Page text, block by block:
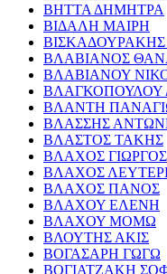
ΒΗΤΤΑ ΔΗΜΗΤΡΑ
ΒΙΔΑΛΗ ΜΑΙΡΗ
ΒΛΑΒΙΑΝΟΣ
ΒΛΑΒΙΑΝΟΥ
ΒΛΑΓΚΟΠΟΥΛΟΥ
ΒΛΑΝΤΗ
ΒΛΑΣΣΗΣ
ΒΛΑΣΤΟΣ ΤΑΚΗΣ
ΒΛΑΧΟΣ ΓΙΩΡΓΟΣ
ΒΛΑΧΟΣ
ΒΛΑΧΟΣ ΠΑΝΟΣ
ΒΛΑΧΟΥ ΕΛΕΝΗ
ΒΛΑΧΟΥ ΜΟΜΩ
ΒΛΟΥΤΗΣ ΑΚΙΣ
ΒΟΓΑΣΑΡΗ ΓΩΓΩ
ΒΟΓΙΑΤΖΑΚΗ